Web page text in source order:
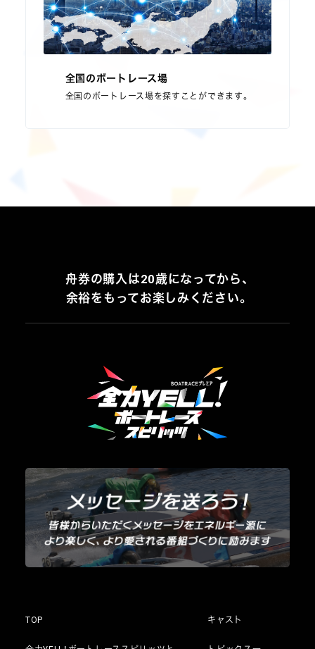
全国のボートレース場
全国のボートレース場を探すことができます。
舟券の購入は20歳になってから、
余裕をもってお楽しみください。
TOP キャスト